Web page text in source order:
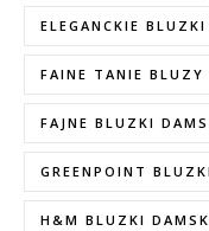
ELEGANCKIE
FAINE TANIE BLUZY
FAJNE BLUZKI
GREENPOINT BLUZKI
H&M BLUZKI